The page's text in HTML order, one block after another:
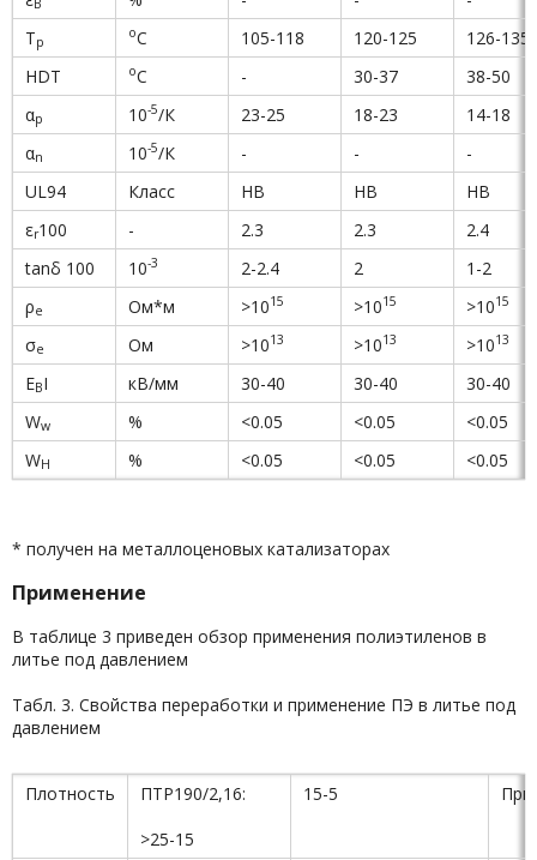
B
Tp
оС 105-118 120-125
126-135
HDT
оС - 30-37
38-50
αp 10-5/К 23-25 18-23
14-18
αn 10-5/К - -
-
UL94
Класс HB HB
HB
εr100 - 2.3 2.3
2.4
tanδ 100
10-3 2-2.4 2
1-2
ρe Ом*м >1015 >1015 >1015
σe Ом >1013 >1013 >1013
EBI кВ/мм 30-40 30-40
30-40
Ww % <0.05 <0.05
<0.05
WH % <0.05 <0.05 <0.05
* получен на металлоценовых катализаторах
Применение
В таблице 3 приведен обзор применения полиэтиленов в
литье под давлением
Табл. 3. Свойства переработки и применение ПЭ в литье под
давлением
Плотность
ПТР190/2,16:
>25-15
15-5